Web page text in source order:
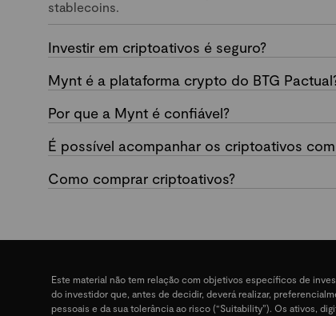
stablecoins.
Investir em criptoativos é seguro?
Mynt é a plataforma crypto do BTG
Por que a Mynt é confiável?
É possível acompanhar os criptoativos
Como comprar criptoativos?
Este material não tem relação com objetivos específicos de
do investidor que, antes de decidir, deverá realizar,
pessoais e da sua tolerância ao risco (“Suitability”). Os ativos,